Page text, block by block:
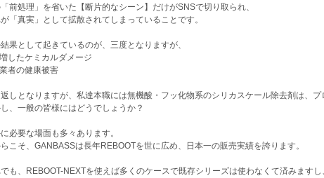
前処理」を省いた【断片的なシーン】だけがSNSで切り取られ、
「真実」として拡散されてしまっていることです。
果として起きているのが、三度となりますが、
したケミカルダメージ
者の健康被害
しとなりますが、私達本職には無機酸・フッ化物系のシリカスケール除去剤は、プ
し、一般の皆様にはどうでしょうか？
必要な場面も多々あります。
こそ、GANBASSは長年REBOOTを世に広め、日本一の販売実績を誇ります。
も、REBOOT-NEXTを使えば多くのケースで既存シリーズは使わなくて済みます